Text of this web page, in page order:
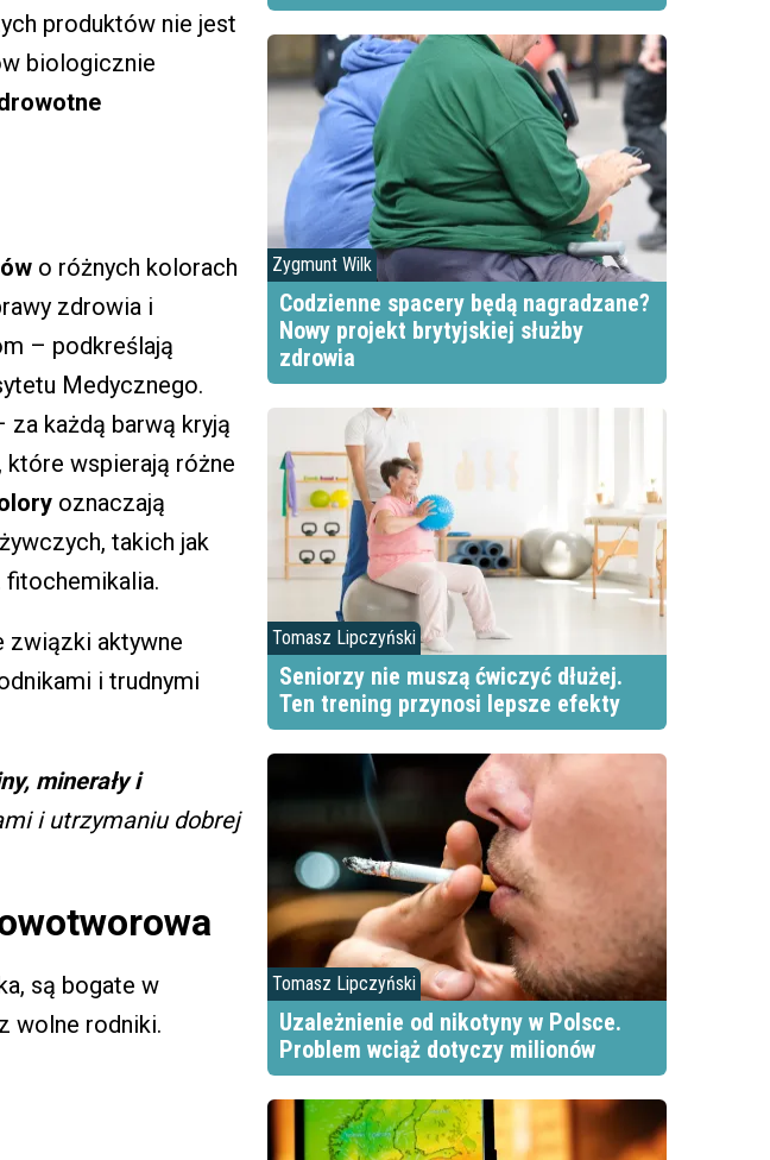
produktów nie jest
biologicznie
o różnych kolorach
zdrowia i
– podkreślają
Medycznego.
każdą barwą kryją
które wspierają różne
oznaczają
takich jak
fitochemikalia.
związki aktywne
i trudnymi
minerały i
i utrzymaniu dobrej
są bogate w
wolne rodniki.
Zygmunt Wilk
Codzienne spacery będą nagradzane?
Nowy projekt brytyjskiej służby
zdrowia
Tomasz Lipczyński
Seniorzy nie muszą ćwiczyć dłużej.
Ten trening przynosi lepsze efekty
Tomasz Lipczyński
Uzależnienie od nikotyny w Polsce.
Problem wciąż dotyczy milionów